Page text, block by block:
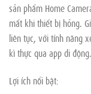
sản phẩm Home
mất khi thiết bị hỏng.
liên tục, với tính năng
kì thực qua app di động.
Lợi ích nổi bật: